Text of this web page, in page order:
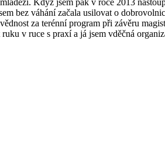
Když jsem pak v roce 2013
bez váhání začala usilovat o
za terénní program při závěru
v ruce s praxí a já jsem vděčná